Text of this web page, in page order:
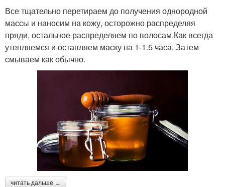
Все тщательно перетираем до получения однородной
массы и наносим на кожу, осторожно распределяя
пряди, остальное распределяем по волосам.Как всегда
утепляемся и оставляем маску на 1-1.5 часа. Затем
смываем как обычно.
читать дальше →